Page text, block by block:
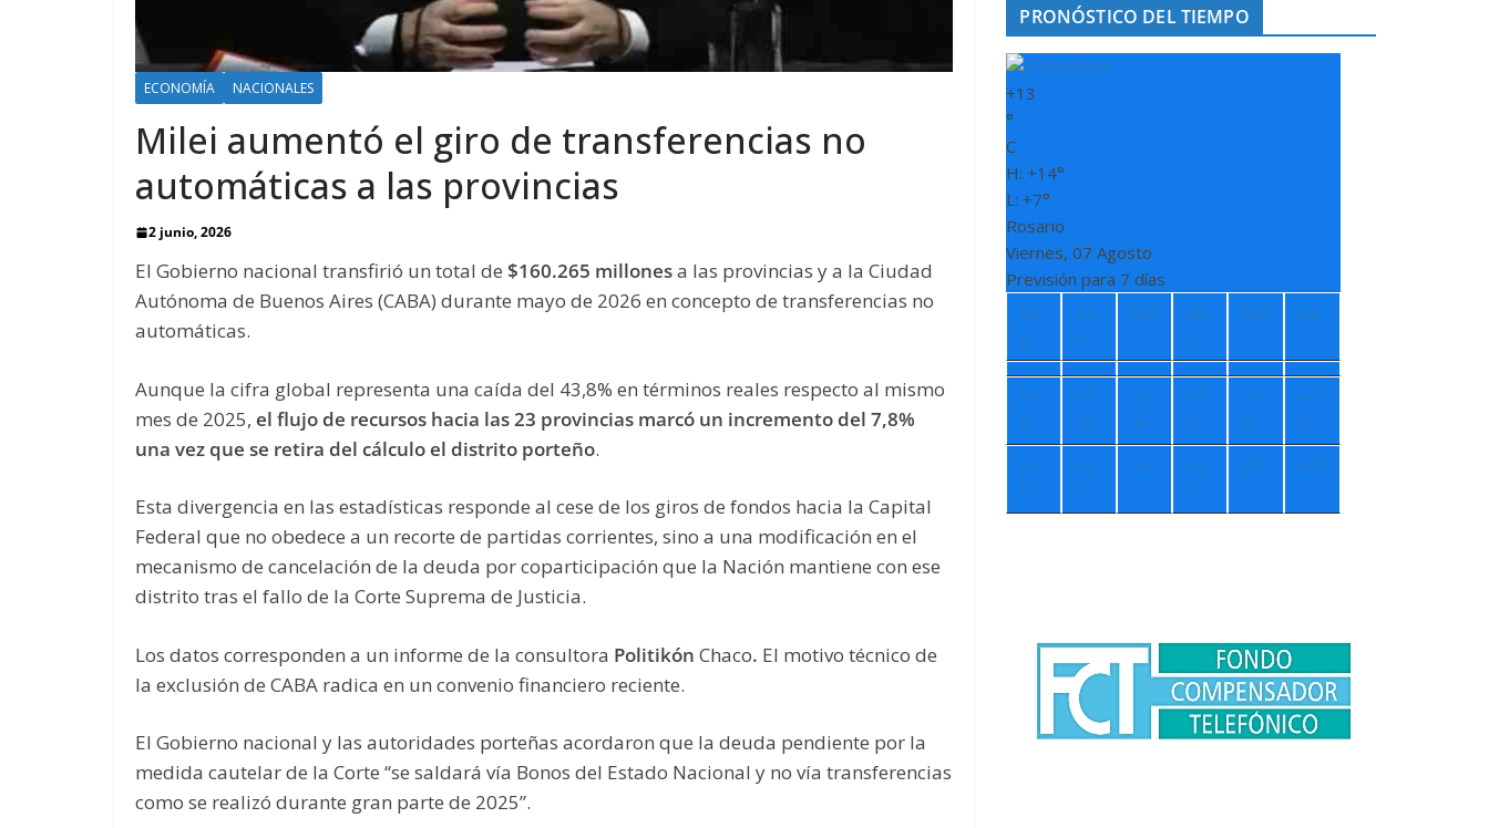
ECONOMÍA NACIONALES
Milei aumentó el giro de transferencias no
automáticas a las provincias
2 junio, 2026
El Gobierno nacional transfirió un total de $160.265 millonesa las provincias y a la Ciudad
Autónoma de Buenos Aires (CABA) durante mayo de 2026 en concepto de transferencias no
automáticas.
Aunque la cifra global representa una caída del 43,8% en términos reales respecto al mismo
mes de 2025, el flujo de recursos hacia las 23 provincias marcó un incremento del 7,8%
una vez que se retira del cálculo el distrito porteño.
Esta divergencia en las estadísticas responde al cese de los giros de fondos hacia la Capital
Federal que no obedece a un recorte de partidas corrientes, sino a una modificación en el
mecanismo de cancelación de la deuda por coparticipación que la Nación mantiene con ese
distrito tras el fallo de la Corte Suprema de Justicia.
Los datos corresponden a un informe de la consultora Politikón Chaco. El motivo técnico de
la exclusión de CABA radica en un convenio financiero reciente.
El Gobierno nacional y las autoridades porteñas acordaron que la deuda pendiente por la
medida cautelar de la Corte “se saldará vía Bonos del Estado Nacional y no vía transferencias
como se realizó durante gran parte de 2025”.
PRONÓSTICO DEL TIEMPO
+13
°
C
H:+14°
L:+7°
Rosario
Viernes, 07 Agosto
Previsión para 7 días
Sá
b
Do
m
Lun
Ma
r
Mié Jue
+1
6°
+1
5°
+1
4°
+1
2°
+1
0°
+1
2°
+7
°
+5
°
+4
°
+5
°
+7° +8°